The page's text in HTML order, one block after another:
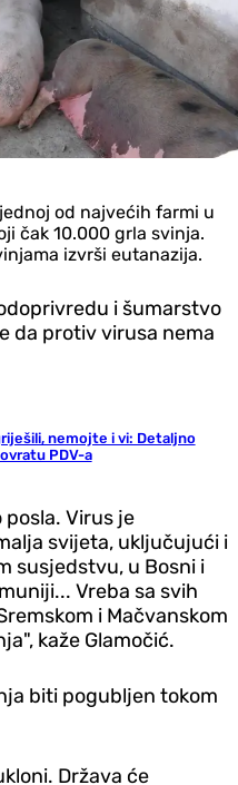
od najvećih farmi u
čak 10.000 grla svinja.
izvrši eutanazija.
i šumarstvo
da protiv virusa nema
nemojte i vi: Detaljno
PDV-a
Virus je
svijeta, uključujući i
susjedstvu, u Bosni i
Vreba sa svih
i Mačvanskom
kaže Glamočić.
biti pogubljen tokom
Država će